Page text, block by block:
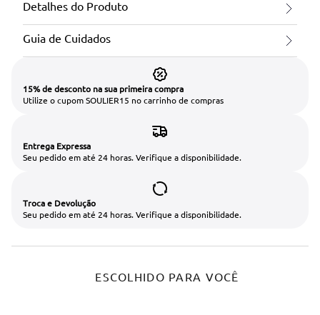
Detalhes do Produto
Guia de Cuidados
15% de desconto na sua primeira compra
Utilize o cupom SOULIER15 no carrinho de compras
Entrega Expressa
Seu pedido em até 24 horas. Verifique a disponibilidade.
Troca e Devolução
Seu pedido em até 24 horas. Verifique a disponibilidade.
ESCOLHIDO PARA VOCÊ